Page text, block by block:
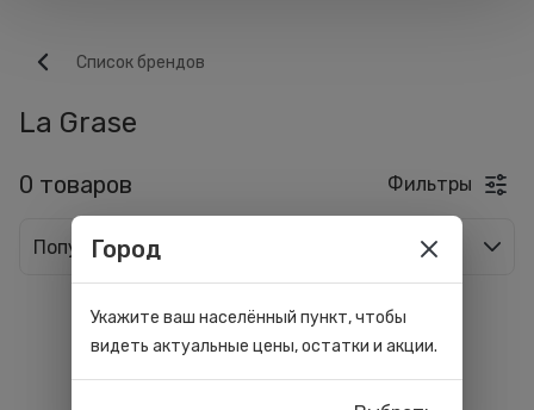
Список брендов
La Grase
0 товаров Фильтры
Популярные
Город
Укажите ваш населённый пункт, чтобы
видеть актуальные цены, остатки и акции.